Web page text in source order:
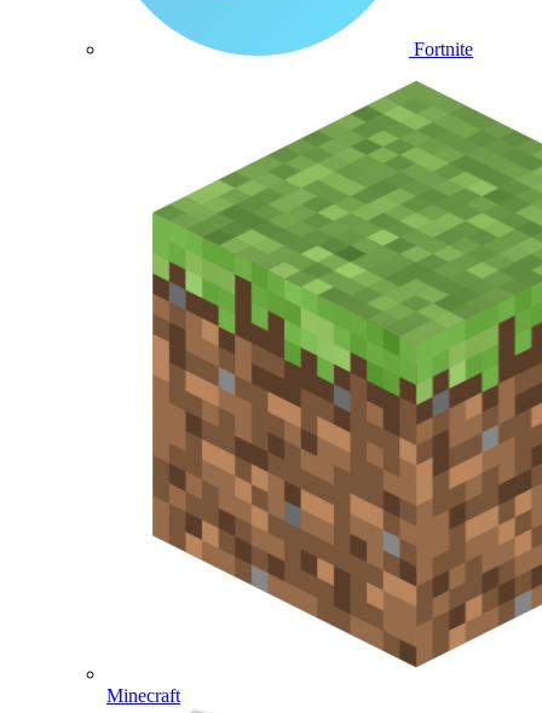
Fortnite
Minecraft